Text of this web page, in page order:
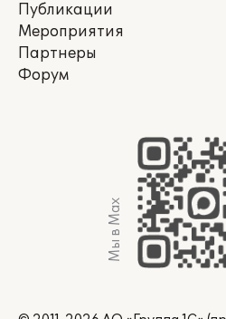
Публикации
Мероприятия
Партнеры
Форум
Мы в Max